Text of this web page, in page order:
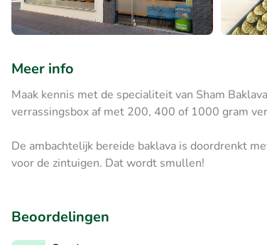
Meer info
Maak kennis met de specialiteit van Sham
verrassingsbox af met 200, 400 of 1000 gram
De ambachtelijk bereide baklava is doordrenkt
voor de zintuigen. Dat wordt smullen!
Beoordelingen